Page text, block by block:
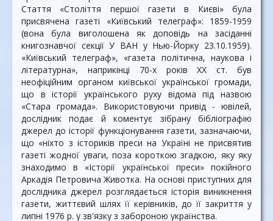
Стаття «Століття першої газети в Києві» була
присвячена газеті «Київський телеграф»: 1859-1959
(вона була виголошена як доповідь на засіданні
книгознавчої секції У ВАН у Нью-Йорку 23.10.1959).
«Київський телеграф», «газета політична, наукова і
літературна», наприкінці 70-х років XX ст. був
неофіційним органом київської української громади,
що в історії українського руху відома під назвою
«Стара громада». Використовуючи привід - ювілей,
дослідник подає й коментує зібрану бібліографію
джерел до історії функціонування газети, зазначаючи,
що «ніхто з істориків преси на Україні не присвятив
газеті жодної уваги, поза короткою згадкою, яку яку
знаходимо в «Історії української преси» покійного
Аркадія Петровича Животка. На основі приступних для
дослідника джерел розглядається історія виникнення
газети, життєвий шлях її керівників, до її закриття у
липні 1976 р. у зв'язку з забороною українства.